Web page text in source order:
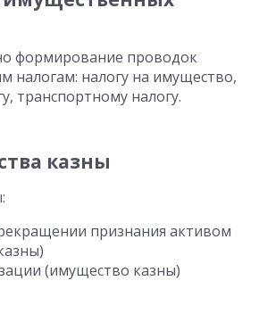
формирование проводок
налогам: налогу на имущество,
транспортному налогу.
казны
признания активом
(имущество казны)